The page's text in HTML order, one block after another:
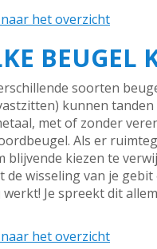
het overzicht
BEUGEL
soorten
kunnen
met of zonder
Als er
blijvende kiezen te
de wisseling van je
Je spreekt dit
het overzicht